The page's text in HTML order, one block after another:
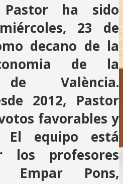
Pastor ha sido
23 de
decano de la
de la
València.
2012, Pastor
favorables y
equipo está
los profesores
Empar Pons,